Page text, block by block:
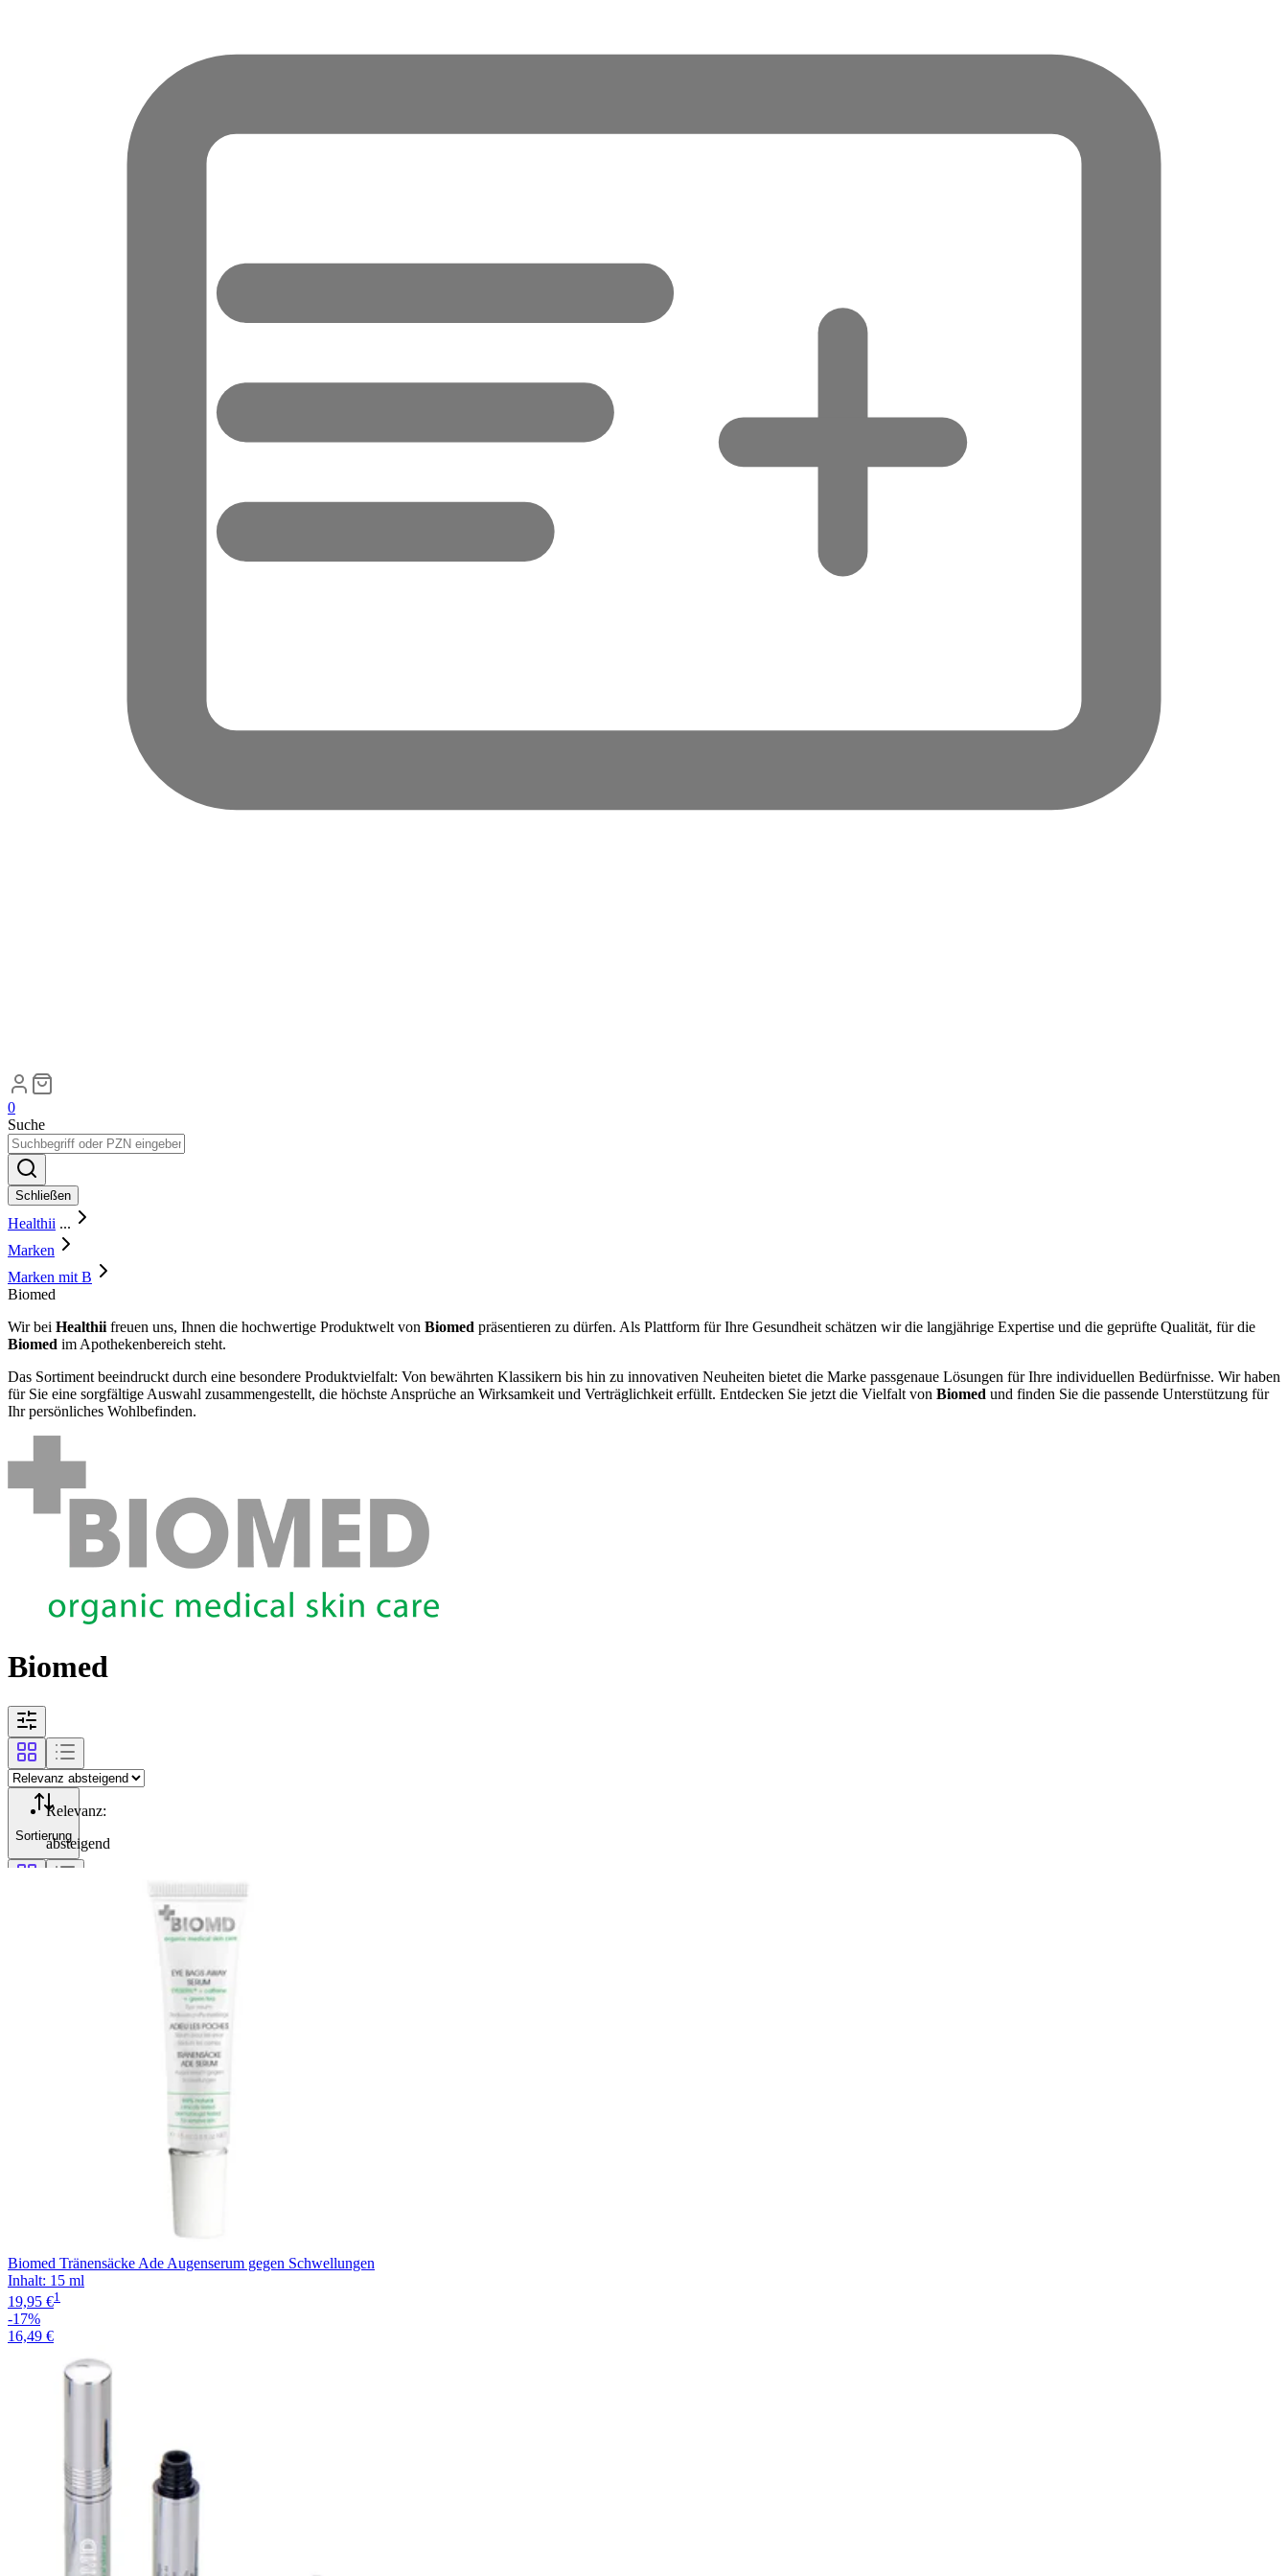
0
Suche
Schließen
Healthii ...
Marken
Marken mit B
Biomed
Wir bei Healthii freuen uns, Ihnen die hochwertige Produktwelt von Biomed präsentieren zu dürfen. Als Plattform für Ihre Gesundheit schätzen wir die langjährige Expertise und die geprüfte Qualität, für die
Biomed im Apothekenbereich steht.
Das Sortiment beeindruckt durch eine besondere Produktvielfalt: Von bewährten Klassikern bis hin zu innovativen Neuheiten bietet die Marke passgenaue Lösungen für Ihre individuellen Bedürfnisse. Wir haben
für Sie eine sorgfältige Auswahl zusammengestellt, die höchste Ansprüche an Wirksamkeit und Verträglichkeit erfüllt. Entdecken Sie jetzt die Vielfalt von Biomed und finden Sie die passende Unterstützung für
Ihr persönliches Wohlbefinden.
Biomed
Sortierung
Relevanz:
absteigend
Biomed Tränensäcke Ade Augenserum gegen Schwellungen
Inhalt: 15 ml
19,95 €1
-17%
16,49 €